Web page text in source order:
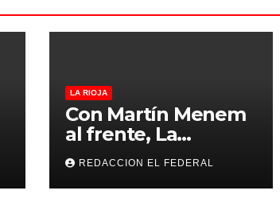
LA RIOJA
Con Martín Menem
al frente, La
Libertad Avanza
acelera su
despliegue en La
REDACCION EL FEDERAL